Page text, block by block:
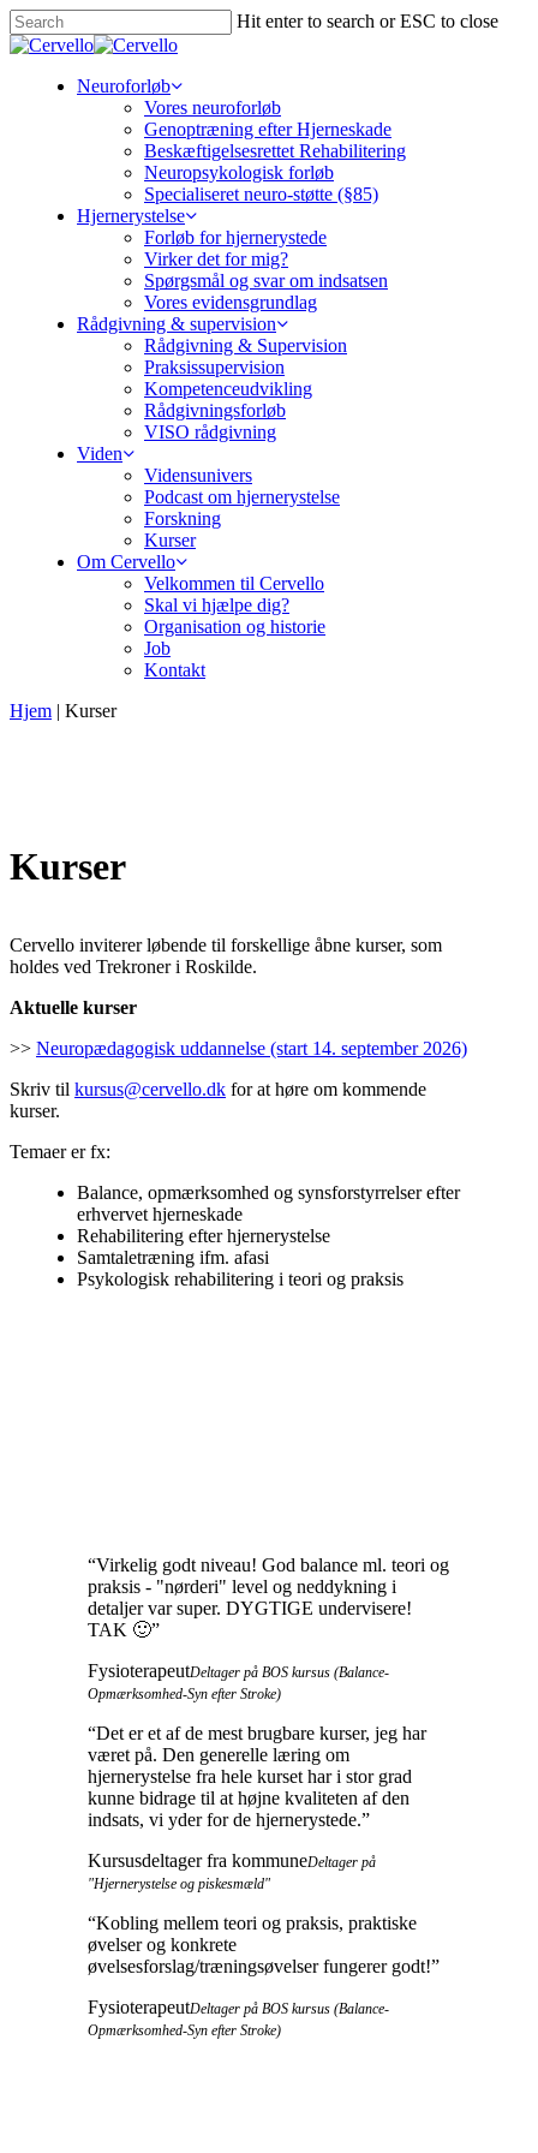
Skip
to
content
Hit enter to search or ESC to close
Close
Neuroforløb
Vores neuroforløb
Genoptræning efter Hjerneskade
Beskæftigelsesrettet Rehabilitering
Neuropsykologisk forløb
Specialiseret neuro-støtte (§85)
Hjernerystelse
Forløb for hjernerystede
Virker det for mig?
Spørgsmål og svar om indsatsen
Vores evidensgrundlag
Rådgivning & supervision
Rådgivning & Supervision
Praksissupervision
Kompetenceudvikling
Rådgivningsforløb
VISO rådgivning
Viden
Vidensunivers
Podcast om hjernerystelse
Forskning
Kurser
Om Cervello
Velkommen til Cervello
Skal vi hjælpe dig?
Organisation og historie
Job
Kontakt
Hjem | Kurser
Kurser
Cervello inviterer løbende til forskellige åbne kurser, som
holdes ved Trekroner i Roskilde.
Aktuelle kurser
>> Neuropædagogisk uddannelse (start 14. september 2026)
Skriv til kursus@cervello.dk for at høre om kommende
kurser.
Temaer er fx:
Balance, opmærksomhed og synsforstyrrelser efter
erhvervet hjerneskade
Rehabilitering efter hjernerystelse
Samtaletræning ifm. afasi
Psykologisk rehabilitering i teori og praksis
“Virkelig godt niveau! God balance ml. teori og
praksis - "nørderi" level og neddykning i
detaljer var super. DYGTIGE undervisere!
TAK 🙂”
FysioterapeutDeltager på BOS kursus (Balance-
Opmærksomhed-Syn efter Stroke)
“Det er et af de mest brugbare kurser, jeg har
været på. Den generelle læring om
hjernerystelse fra hele kurset har i stor grad
kunne bidrage til at højne kvaliteten af den
indsats, vi yder for de hjernerystede.”
Kursusdeltager fra kommuneDeltager på
"Hjernerystelse og piskesmæld"
“Kobling mellem teori og praksis, praktiske
øvelser og konkrete
øvelsesforslag/træningsøvelser fungerer godt!”
FysioterapeutDeltager på BOS kursus (Balance-
Opmærksomhed-Syn efter Stroke)